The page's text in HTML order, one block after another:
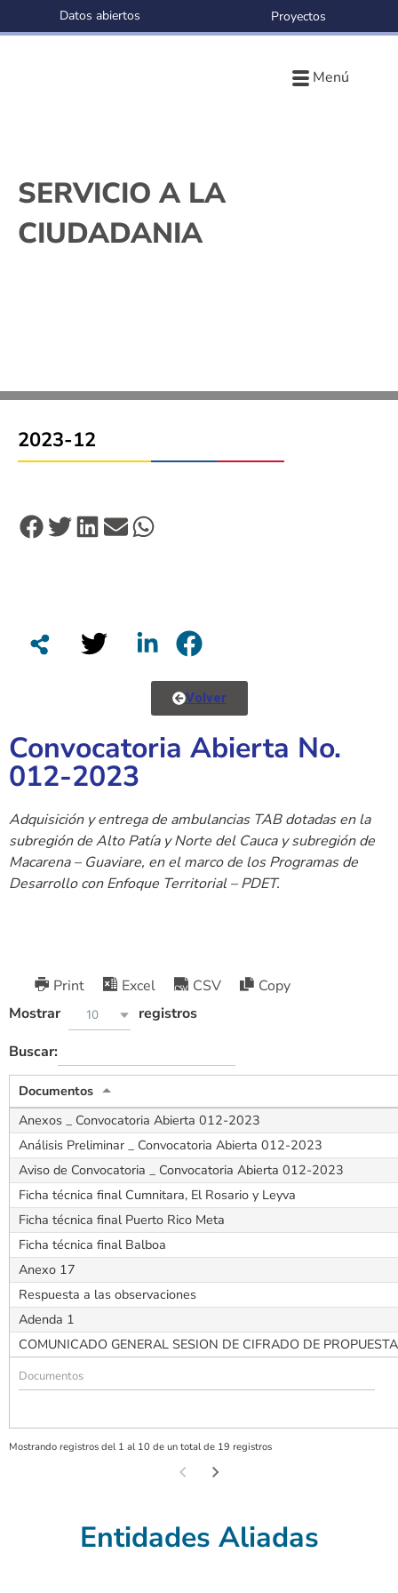
Menú
Datos abiertos Proyectos
SERVICIO A LA
CIUDADANIA
2023-12
Volver
Convocatoria Abierta No.
012-2023
Adquisición y entrega de ambulancias TAB dotadas en la
subregión de Alto Patía y Norte del Cauca y subregión de
Macarena – Guaviare, en el marco de los Programas de
Desarrollo con Enfoque Territorial – PDET.
Print Excel CSV
Copy
Mostrar
10
registros
Buscar:
Documentos
Anexos _ Convocatoria Abierta 012-2023
Análisis Preliminar _ Convocatoria Abierta 012-2023
Aviso de Convocatoria _ Convocatoria Abierta 012-2023
Ficha técnica final Cumnitara, El Rosario y Leyva
Ficha técnica final Puerto Rico Meta
Ficha técnica final Balboa
Anexo 17
Respuesta a las observaciones
Adenda 1
COMUNICADO GENERAL SESION DE CIFRADO DE
Mostrando registros del 1 al 10 de un total de 19 registros
Entidades Aliadas